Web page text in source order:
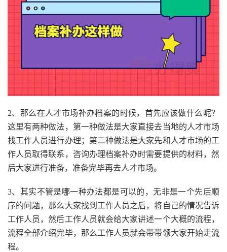
2、那么在人才市场补办档案的时候，首先应该做什么呢？
这里有两种做法，第一种做法是大家直接去当地的人才市场
找工作人员进行办理；第二种做法是大家先和人才市场的工
作人员取得联系，咨询办理档案补办时需要提供的材料，然
后大家进行准备，准备完毕再去人才市场。
3、其实不管是哪一种办法都是可以的，无非是一个先后顺
序的问题，那么大家找到工作人员之后，将自己的情况告诉
工作人员，然后工作人员就会给大家讲述一个大概的流程，
流程全部介绍完毕，那么工作人员就会带带领大家开始走流
程。